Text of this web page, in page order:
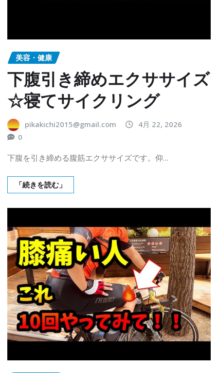
美容・健康
下腹引き締めエクササイズ
☆寝てサイクリング
pikakichi2015@gmail.com
4月 22, 2026
0
下腹を引き締める腹筋エクササイズです。仰…
「続きを読む」